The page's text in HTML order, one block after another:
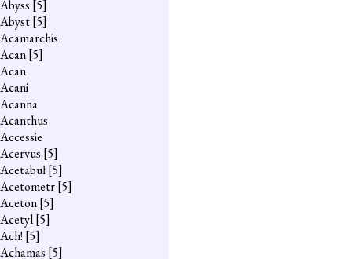
Abyss [5]
Abyst[5]
Acamarchis
Acan[5]
Acan
Acani
Acanna
Acanthus
Accessie
Acervus [5]
Acetabuł[5]
Acetometr[5]
Aceton[5]
Acetyl[5]
Ach! [5]
Achamas [5]